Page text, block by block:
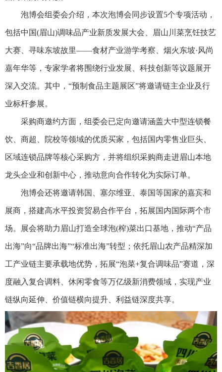
泡博会组委会介绍，本次泡博会同步设置5个专项活动，
包括中国(眉山)调味品产业新质发展大会、眉山川菜烹饪技艺
大赛、寻味东坡故里——食材产业游学考察、烟火东坡·风尚
嘉年华等，专家学者将围绕行业发展、科技创新等议题展开
深入交流。其中，“预制食品主题展区”将邀请链主企业及行
业标杆参展。
采购商邀约方面，组委会已定向邀请涵盖大中型连锁餐
饮、商超、院校等领域的优质买家，包括国内零售业巨头、
区域连锁品牌等核心采购方，并将组织采购商走进眉山本地
龙头企业和创新中心，推动意向合作转化为实际订单。
泡博会还将邀请韩国、塞尔维亚、泰国等国家的嘉宾和
展商，搭建高水平投资贸易合作平台，拓展国内国际两个市
场。展会将助力眉山打造全球泡(榨)菜出口基地，推动“产品
出海”向“品牌出海”“标准出海”转型；依托眉山农产品精深加
工产业链主要承载地优势，拓展“泡菜+复合调味品”赛道，深
度融入复合调料、休闲零食等万亿级新消费领域，实现产业
链纵向延伸、价值链横向提升、利益链深度共享。